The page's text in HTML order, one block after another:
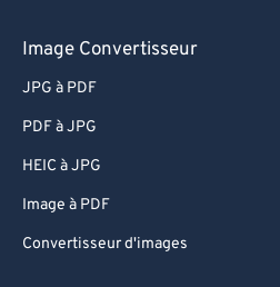
Image Convertisseur
JPG à PDF
PDF à JPG
HEIC à JPG
Image à PDF
Convertisseur d'images